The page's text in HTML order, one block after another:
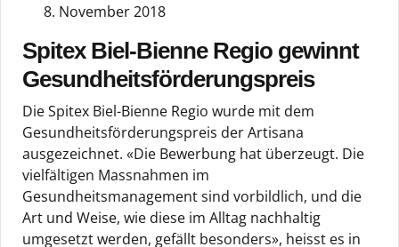
8. November 2018
Spitex Biel-Bienne Regio gewinnt
Gesundheitsförderungspreis
Die Spitex Biel-Bienne Regio wurde mit dem
Gesundheitsförderungspreis der Artisana
ausgezeichnet. «Die Bewerbung hat überzeugt. Die
vielfältigen Massnahmen im
Gesundheitsmanagement sind vorbildlich, und die
Art und Weise, wie diese im Alltag nachhaltig
umgesetzt werden, gefällt besonders», heisst es in